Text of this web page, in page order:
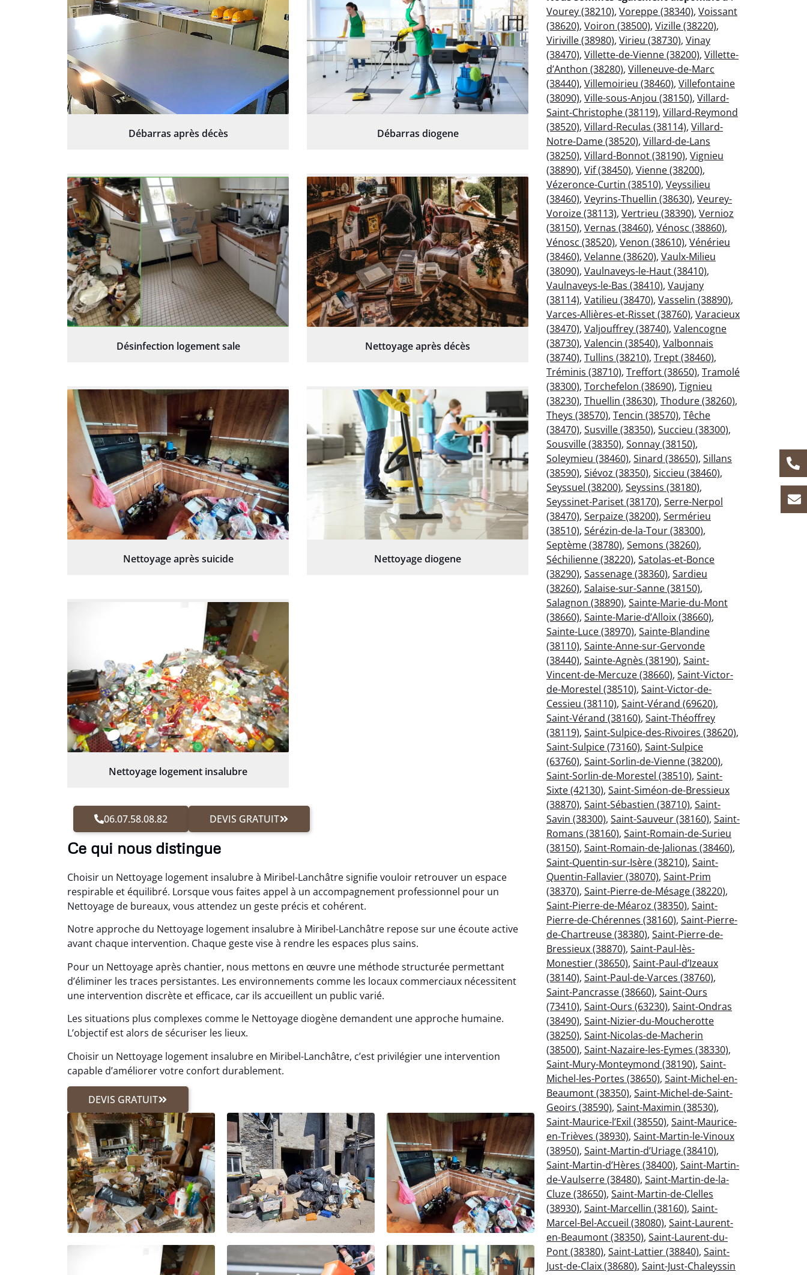
Débarras après décès Débarras diogene
Désinfection logement sale Nettoyage après décès
Nettoyage après suicide Nettoyage diogene
Nettoyage logement insalubre
06.07.58.08.82 DEVIS GRATUIT
Ce qui nous distingue
Choisir un Nettoyage logement insalubre à Miribel-Lanchâtre signifie vouloir retrouver un espace
respirable et équilibré. Lorsque vous faites appel à un accompagnement professionnel pour un
Nettoyage de bureaux, vous attendez un geste précis et cohérent.
Notre approche du Nettoyage logement insalubre à Miribel-Lanchâtre repose sur une écoute active
avant chaque intervention. Chaque geste vise à rendre les espaces plus sains.
Pour un Nettoyage après chantier, nous mettons en œuvre une méthode structurée permettant
d’éliminer les traces persistantes. Les environnements comme les locaux commerciaux nécessitent
une intervention discrète et efficace, car ils accueillent un public varié.
Les situations plus complexes comme le Nettoyage diogène demandent une approche humaine.
L’objectif est alors de sécuriser les lieux.
Choisir un Nettoyage logement insalubre en Miribel-Lanchâtre, c’est privilégier une intervention
capable d’améliorer votre confort durablement.
DEVIS GRATUIT
Vourey (38210), Voreppe (38340), Voissant
(38620), Voiron (38500), Vizille (38220),
Viriville (38980), Virieu (38730), Vinay
(38470), Villette-de-Vienne (38200), Villette-
d’Anthon (38280), Villeneuve-de-Marc
(38440), Villemoirieu (38460), Villefontaine
(38090), Ville-sous-Anjou (38150), Villard-
Saint-Christophe (38119), Villard-Reymond
(38520), Villard-Reculas (38114), Villard-
Notre-Dame (38520), Villard-de-Lans
(38250), Villard-Bonnot (38190), Vignieu
(38890), Vif (38450), Vienne (38200),
Vézeronce-Curtin (38510), Veyssilieu
(38460), Veyrins-Thuellin (38630), Veurey-
Voroize (38113), Vertrieu (38390), Vernioz
(38150), Vernas (38460), Vénosc (38860),
Vénosc (38520), Venon (38610), Vénérieu
(38460), Velanne (38620), Vaulx-Milieu
(38090), Vaulnaveys-le-Haut (38410),
Vaulnaveys-le-Bas (38410), Vaujany
(38114), Vatilieu (38470), Vasselin (38890),
Varces-Allières-et-Risset (38760), Varacieux
(38470), Valjouffrey (38740), Valencogne
(38730), Valencin (38540), Valbonnais
(38740), Tullins (38210), Trept (38460),
Tréminis (38710), Treffort (38650), Tramolé
(38300), Torchefelon (38690), Tignieu
(38230), Thuellin (38630), Thodure (38260),
Theys (38570), Tencin (38570), Têche
(38470), Susville (38350), Succieu (38300),
Sousville (38350), Sonnay (38150),
Soleymieu (38460), Sinard (38650), Sillans
(38590), Siévoz (38350), Siccieu (38460),
Seyssuel (38200), Seyssins (38180),
Seyssinet-Pariset (38170), Serre-Nerpol
(38470), Serpaize (38200), Sermérieu
(38510), Sérézin-de-la-Tour (38300),
Septème (38780), Semons (38260),
Séchilienne (38220), Satolas-et-Bonce
(38290), Sassenage (38360), Sardieu
(38260), Salaise-sur-Sanne (38150),
Salagnon (38890), Sainte-Marie-du-Mont
(38660), Sainte-Marie-d’Alloix (38660),
Sainte-Luce (38970), Sainte-Blandine
(38110), Sainte-Anne-sur-Gervonde
(38440), Sainte-Agnès (38190), Saint-
Vincent-de-Mercuze (38660), Saint-Victor-
de-Morestel (38510), Saint-Victor-de-
Cessieu (38110), Saint-Vérand (69620),
Saint-Vérand (38160), Saint-Théoffrey
(38119), Saint-Sulpice-des-Rivoires (38620),
Saint-Sulpice (73160), Saint-Sulpice
(63760), Saint-Sorlin-de-Vienne (38200),
Saint-Sorlin-de-Morestel (38510), Saint-
Sixte (42130), Saint-Siméon-de-Bressieux
(38870), Saint-Sébastien (38710), Saint-
Savin (38300), Saint-Sauveur (38160), Saint-
Romans (38160), Saint-Romain-de-Surieu
(38150), Saint-Romain-de-Jalionas (38460),
Saint-Quentin-sur-Isère (38210), Saint-
Quentin-Fallavier (38070), Saint-Prim
(38370), Saint-Pierre-de-Mésage (38220),
Saint-Pierre-de-Méaroz (38350), Saint-
Pierre-de-Chérennes (38160), Saint-Pierre-
de-Chartreuse (38380), Saint-Pierre-de-
Bressieux (38870), Saint-Paul-lès-
Monestier (38650), Saint-Paul-d’Izeaux
(38140), Saint-Paul-de-Varces (38760),
Saint-Pancrasse (38660), Saint-Ours
(73410), Saint-Ours (63230), Saint-Ondras
(38490), Saint-Nizier-du-Moucherotte
(38250), Saint-Nicolas-de-Macherin
(38500), Saint-Nazaire-les-Eymes (38330),
Saint-Mury-Monteymond (38190), Saint-
Michel-les-Portes (38650), Saint-Michel-en-
Beaumont (38350), Saint-Michel-de-Saint-
Geoirs (38590), Saint-Maximin (38530),
Saint-Maurice-l’Exil (38550), Saint-Maurice-
en-Trièves (38930), Saint-Martin-le-Vinoux
(38950), Saint-Martin-d’Uriage (38410),
Saint-Martin-d’Hères (38400), Saint-Martin-
de-Vaulserre (38480), Saint-Martin-de-la-
Cluze (38650), Saint-Martin-de-Clelles
(38930), Saint-Marcellin (38160), Saint-
Marcel-Bel-Accueil (38080), Saint-Laurent-
en-Beaumont (38350), Saint-Laurent-du-
Pont (38380), Saint-Lattier (38840), Saint-
Just-de-Claix (38680), Saint-Just-Chaleyssin